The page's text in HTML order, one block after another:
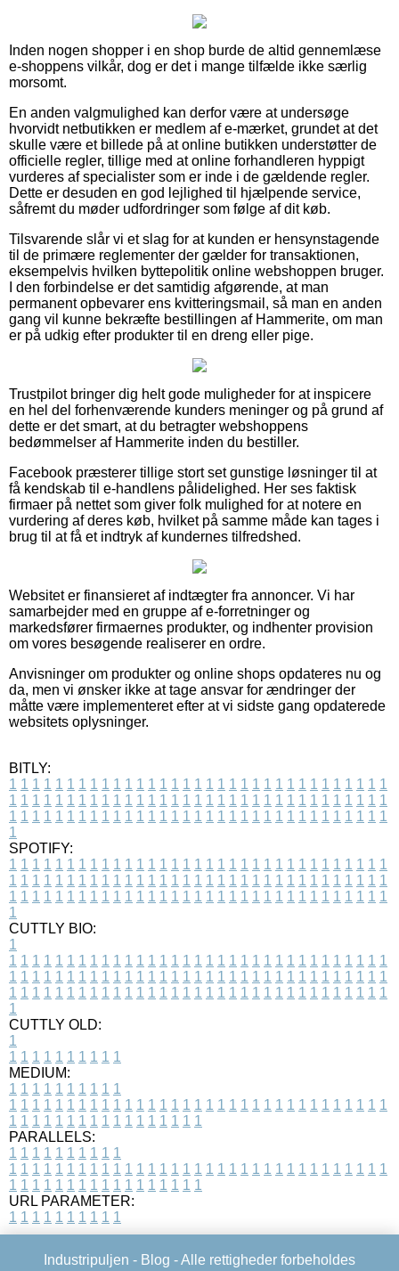
Inden nogen shopper i en shop burde de altid gennemlæse
e-shoppens vilkår, dog er det i mange tilfælde ikke særlig
morsomt.
En anden valgmulighed kan derfor være at undersøge
hvorvidt netbutikken er medlem af e-mærket, grundet at det
skulle være et billede på at online butikken understøtter de
officielle regler, tillige med at online forhandleren hyppigt
vurderes af specialister som er inde i de gældende regler.
Dette er desuden en god lejlighed til hjælpende service,
såfremt du møder udfordringer som følge af dit køb.
Tilsvarende slår vi et slag for at kunden er hensynstagende
til de primære reglementer der gælder for transaktionen,
eksempelvis hvilken byttepolitik online webshoppen bruger.
I den forbindelse er det samtidig afgørende, at man
permanent opbevarer ens kvitteringsmail, så man en anden
gang vil kunne bekræfte bestillingen af Hammerite, om man
er på udkig efter produkter til en dreng eller pige.
Trustpilot bringer dig helt gode muligheder for at inspicere
en hel del forhenværende kunders meninger og på grund af
dette er det smart, at du betragter webshoppens
bedømmelser af Hammerite inden du bestiller.
Facebook præsterer tillige stort set gunstige løsninger til at
få kendskab til e-handlens pålidelighed. Her ses faktisk
firmaer på nettet som giver folk mulighed for at notere en
vurdering af deres køb, hvilket på samme måde kan tages i
brug til at få et indtryk af kundernes tilfredshed.
Websitet er finansieret af indtægter fra annoncer. Vi har
samarbejder med en gruppe af e-forretninger og
markedsfører firmaernes produkter, og indhenter provision
om vores besøgende realiserer en ordre.
Anvisninger om produkter og online shops opdateres nu og
da, men vi ønsker ikke at tage ansvar for ændringer der
måtte være implementeret efter at vi sidste gang opdaterede
websitets oplysninger.
BITLY:
1 1 1 1 1 1 1 1 1 1 1 1 1 1 1 1 1 1 1 1 1 1 1 1 1 1 1 1 1 1 1 1 1
1 1 1 1 1 1 1 1 1 1 1 1 1 1 1 1 1 1 1 1 1 1 1 1 1 1 1 1 1 1 1 1 1
1 1 1 1 1 1 1 1 1 1 1 1 1 1 1 1 1 1 1 1 1 1 1 1 1 1 1 1 1 1 1 1 1
1
SPOTIFY:
1 1 1 1 1 1 1 1 1 1 1 1 1 1 1 1 1 1 1 1 1 1 1 1 1 1 1 1 1 1 1 1 1
1 1 1 1 1 1 1 1 1 1 1 1 1 1 1 1 1 1 1 1 1 1 1 1 1 1 1 1 1 1 1 1 1
1 1 1 1 1 1 1 1 1 1 1 1 1 1 1 1 1 1 1 1 1 1 1 1 1 1 1 1 1 1 1 1 1
1
CUTTLY BIO:
1
1 1 1 1 1 1 1 1 1 1 1 1 1 1 1 1 1 1 1 1 1 1 1 1 1 1 1 1 1 1 1 1 1
1 1 1 1 1 1 1 1 1 1 1 1 1 1 1 1 1 1 1 1 1 1 1 1 1 1 1 1 1 1 1 1 1
1 1 1 1 1 1 1 1 1 1 1 1 1 1 1 1 1 1 1 1 1 1 1 1 1 1 1 1 1 1 1 1 1
1
CUTTLY OLD:
1
1 1 1 1 1 1 1 1 1 1
MEDIUM:
1 1 1 1 1 1 1 1 1 1
1 1 1 1 1 1 1 1 1 1 1 1 1 1 1 1 1 1 1 1 1 1 1 1 1 1 1 1 1 1 1 1 1
1 1 1 1 1 1 1 1 1 1 1 1 1 1 1 1 1
PARALLELS:
1 1 1 1 1 1 1 1 1 1
1 1 1 1 1 1 1 1 1 1 1 1 1 1 1 1 1 1 1 1 1 1 1 1 1 1 1 1 1 1 1 1 1
1 1 1 1 1 1 1 1 1 1 1 1 1 1 1 1 1
URL PARAMETER:
1 1 1 1 1 1 1 1 1 1
Industripuljen - Blog - Alle rettigheder forbeholdes